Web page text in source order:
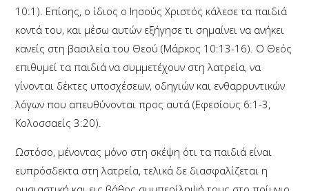
10:1). Επίσης, ο ίδιος ο Ιησούς Χριστός κάλεσε τα παιδιά
κοντά του, και μέσω αυτών εξήγησε τι σημαίνει να ανήκει
κανείς στη βασιλεία του Θεού (Μάρκος 10:13-16). Ο Θεός
επιθυμεί τα παιδιά να συμμετέχουν στη λατρεία, να
γίνονται δέκτες υποσχέσεων, οδηγιών και ενθαρρυντικών
λόγων που απευθύνονται προς αυτά (Εφεσίους 6:1-3,
Κολοσσαείς 3:20).
Ωστόσο, μένοντας μόνο στη σκέψη ότι τα παιδιά είναι
ευπρόσδεκτα στη λατρεία, τελικά δε διασφαλίζεται η